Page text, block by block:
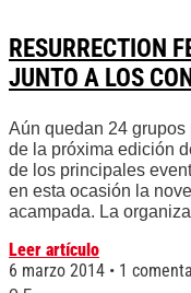
RESURRECTION
JUNTO A LOS
Aún quedan 24 grupos
de la próxima edición
de los principales
en esta ocasión la
acampada. La
Leer artículo
6 marzo 2014
1